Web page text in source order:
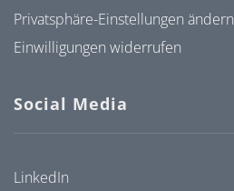
Privatsphäre-Einstellungen ändern
Einwilligungen widerrufen
Social Media
LinkedIn